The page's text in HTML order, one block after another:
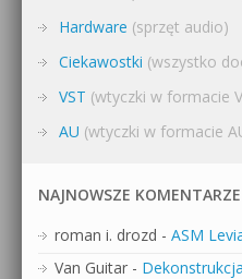
Hardware (sprzęt audio)
Ciekawostki (wszystko
VST (wtyczki w formacie
AU (wtyczki w formacie
NAJNOWSZE KOMENTARZE
roman i. drozd - ASM
Van Guitar -